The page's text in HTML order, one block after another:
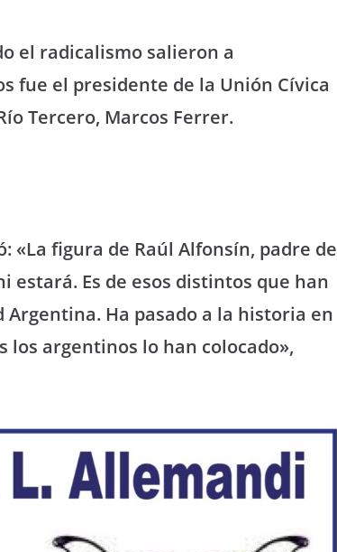
el radicalismo salieron a
fue el presidente de la Unión Cívica
Tercero, Marcos Ferrer.
«La figura de Raúl Alfonsín, padre de
estará. Es de esos distintos que han
Ha pasado a la historia en
los argentinos lo han colocado»,